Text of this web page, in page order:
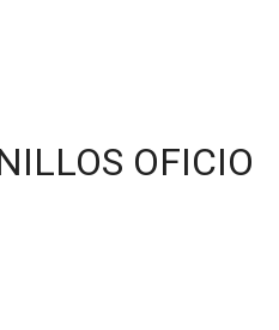
OFICIO